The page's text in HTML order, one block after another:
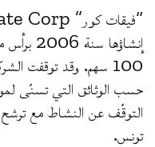
حسب الوثائق التي تسنّى
التوقّف عن النشاط مع ترشح
تونس.